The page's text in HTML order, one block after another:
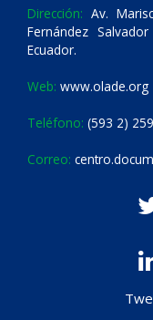
Dirección: Av.
Fernández
Ecuador.
Web: www.olade.org
Teléfono: (593 2)
Correo: